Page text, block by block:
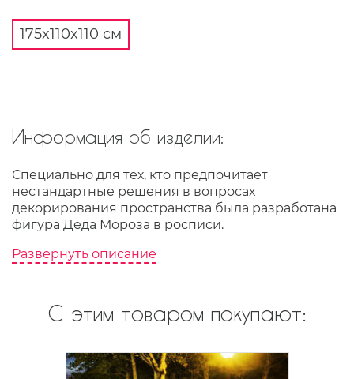
175x110x110 см
Информация об изделии:
Специально для тех, кто предпочитает
нестандартные решения в вопросах
декорирования пространства была разработана
фигура Деда Мороза в росписи.
Развернуть описание
С этим товаром покупают: